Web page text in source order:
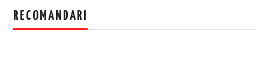
RECOMANDARI